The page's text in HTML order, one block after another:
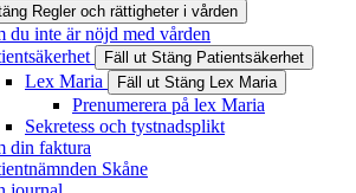
Regler och rättigheter i vården
du inte är nöjd med vården
Fäll ut Stäng Patientsäkerhet
Lex Maria Fäll ut Stäng Lex Maria
Prenumerera på lex Maria
Sekretess och tystnadsplikt
din faktura
Skåne